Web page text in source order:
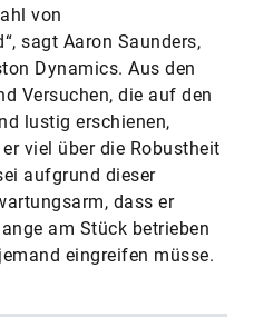
von
sagt Aaron Saunders,
Dynamics. Aus den
Versuchen, die auf den
lustig erschienen,
viel über die Robustheit
aufgrund dieser
dass er
am Stück betrieben
eingreifen müsse.